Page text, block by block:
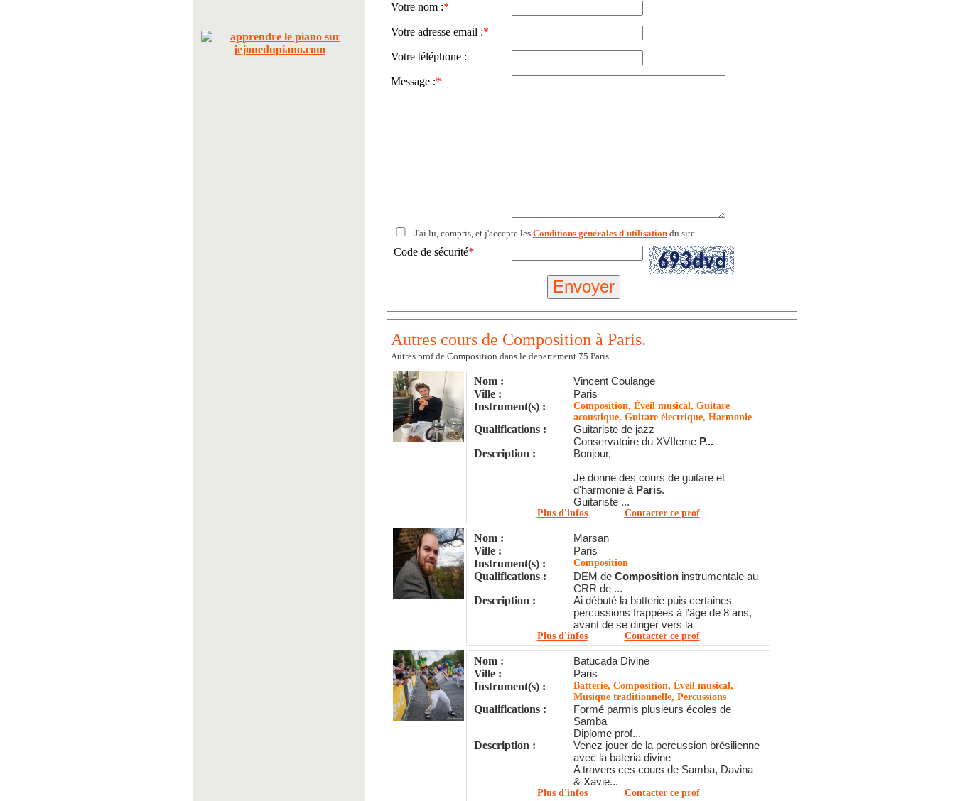
Votre nom :*
Votre adresse email :*
Votre téléphone :
Message :*
J'ai lu, compris, et j'accepte les Conditions générales d'utilisation du site.
Code de sécurité*
Autres cours de Composition à Paris.
Autres prof de Composition dans le departement 75 Paris
Nom :
Vincent Coulange
Ville :
Paris
Instrument(s) :
Composition, Éveil musical, Guitare
acoustique, Guitare électrique, Harmonie
Qualifications :
Guitariste de jazz
Conservatoire du XVIIeme P...
Description :
Bonjour,
Je donne des cours de guitare et
d'harmonie à Paris.
Guitariste ...
Plus d'infos Contacter ce prof
Nom :
Marsan
Ville :
Paris
Instrument(s) :
Composition
Qualifications : DEM de Composition instrumentale au
CRR de ...
Description :
Ai débuté la batterie puis certaines
percussions frappées à l'âge de 8 ans,
avant de se diriger vers la
Plus d'infos Contacter ce prof
Nom :
Batucada Divine
Ville :
Paris
Instrument(s) :
Batterie, Composition, Éveil musical,
Musique traditionnelle, Percussions
Qualifications :
Formé parmis plusieurs écoles de
Samba
Diplome prof...
Description :
Venez jouer de la percussion brésilienne
avec la bateria divine
A travers ces cours de Samba, Davina
& Xavie...
Plus d'infos Contacter ce prof